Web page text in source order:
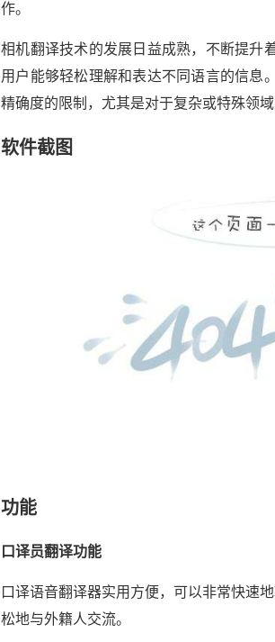
作。
相机翻译技术的发展日益成熟，不断提升
用户能够轻松理解和表达不同语言的信息
精确度的限制，尤其是对于复杂或特殊领域
软件截图
功能
口译员翻译功能
口译语音翻译器实用方便，可以非常快速
松地与外籍人交流。